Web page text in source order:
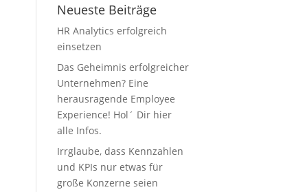
Neueste Beiträge
HR Analytics erfolgreich
einsetzen
Das Geheimnis erfolgreicher
Unternehmen? Eine
herausragende Employee
Experience! Hol´ Dir hier
alle Infos.
Irrglaube, dass Kennzahlen
und KPIs nur etwas für
große Konzerne seien